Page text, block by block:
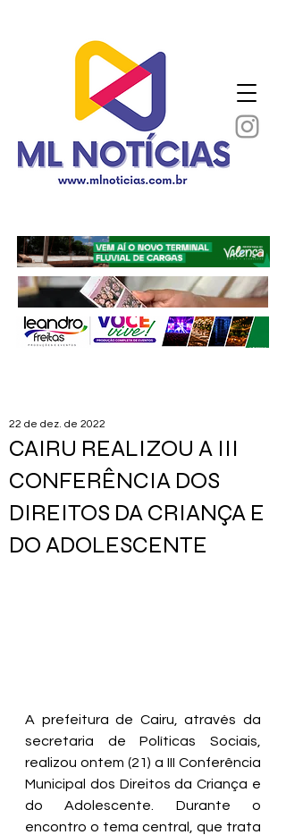
CAIRU REALIZOU A III
CONFERÊNCIA DOS
DIREITOS DA CRIANÇA E
DO ADOLESCENTE
22 de dez. de 2022
A prefeitura de Cairu, através da
secretaria de Políticas Sociais,
realizou ontem (21) a III Conferência
Municipal dos Direitos da Criança e
do Adolescente. Durante o
encontro o tema central, que trata